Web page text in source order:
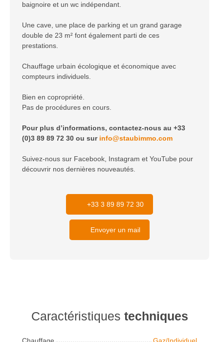
baignoire et un wc indépendant.
Une cave, une place de parking et un grand garage
double de 23 m² font également parti de ces
prestations.
Chauffage urbain écologique et économique avec
compteurs individuels.
Bien en copropriété.
Pas de procédures en cours.
Pour plus d’informations, contactez-nous au +33
(0)3 89 89 72 30 ou sur info@staubimmo.com
Suivez-nous sur Facebook, Instagram et YouTube pour
découvrir nos dernières nouveautés.
+33 3 89 89 72 30
Envoyer un mail
Caractéristiques techniques